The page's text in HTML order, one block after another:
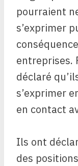
pourraient
s’exprimer
entreprises.
déclaré
s’exprimer
en contact
Ils ont
des